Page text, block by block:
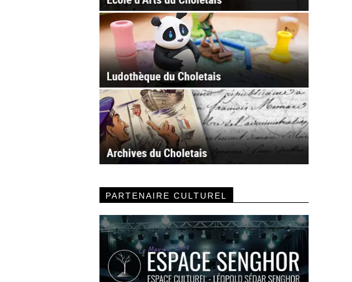
PARTENAIRE CULTUREL